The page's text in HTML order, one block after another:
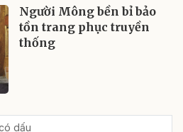
Người Mông bền bỉ bảo
tồn trang phục truyền
thống